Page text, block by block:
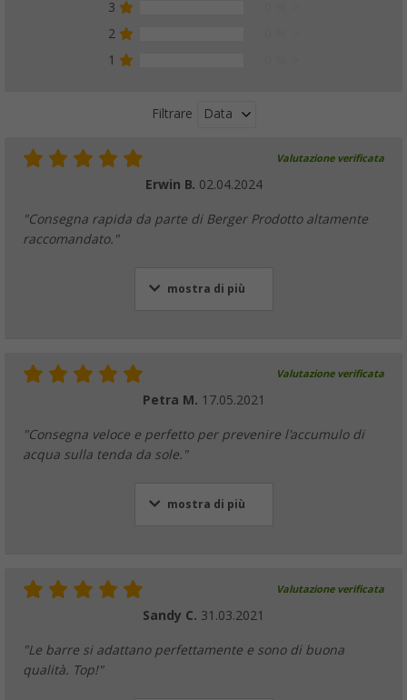
3
2
1
Filtrare Data
Valutazione verificata
Erwin B. 02.04.2024
"Consegna rapida da parte di Berger Prodotto altamente
raccomandato."
mostra di più
Valutazione verificata
Petra M. 17.05.2021
"Consegna veloce e perfetto per prevenire l'accumulo di
acqua sulla tenda da sole."
mostra di più
Valutazione verificata
Sandy C. 31.03.2021
"Le barre si adattano perfettamente e sono di buona
qualità. Top!"